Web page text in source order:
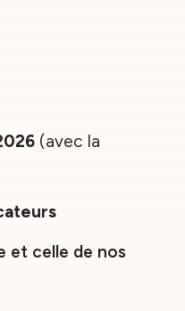
(avec la
et celle de nos